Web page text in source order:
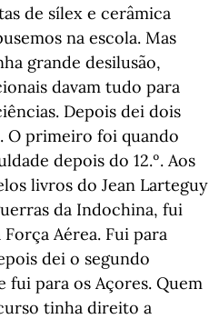
de sílex e cerâmica
na escola. Mas
grande desilusão,
davam tudo para
Depois dei dois
O primeiro foi quando
depois do 12.º. Aos
livros do Jean Larteguy
da Indochina, fui
Aérea. Fui para
dei o segundo
fui para os Açores. Quem
tinha direito a